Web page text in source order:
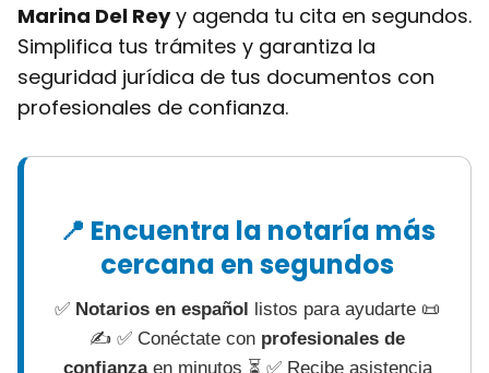
Marina Del Reyy agenda tu cita en segundos.
Simplifica tus trámites y garantiza la
seguridad jurídica de tus documentos con
profesionales de confianza.
📍 Encuentra la notaría más
cercana en segundos
✅ Notarios en español listos para ayudarte 📜
✍ ✅ Conéctate con profesionales de
confianzaen minutos ⏳ ✅ Recibe asistencia